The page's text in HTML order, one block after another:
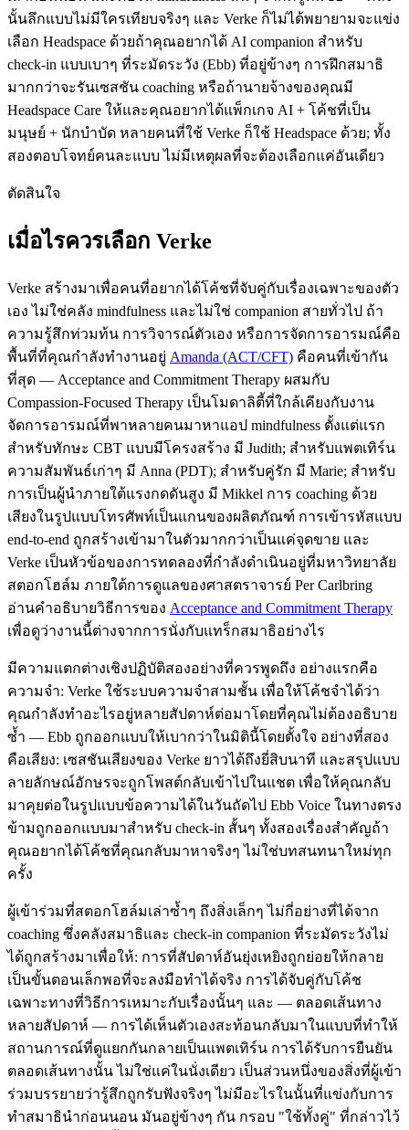
นั้นลึกแบบไม่มีใครเทียบจริงๆ และ Verke ก็ไม่ได้พยายามจะแข่ง
เลือก Headspace ด้วยถ้าคุณอยากได้ AI companion สำหรับ
check-in แบบเบาๆ ที่ระมัดระวัง (Ebb) ที่อยู่ข้างๆ การฝึกสมาธิ
มากกว่าจะรันเซสชัน coaching หรือถ้านายจ้างของคุณมี
Headspace Care ให้และคุณอยากได้แพ็กเกจ AI + โค้ชที่เป็น
มนุษย์ + นักบำบัด หลายคนที่ใช้ Verke ก็ใช้ Headspace ด้วย; ทั้ง
สองตอบโจทย์คนละแบบ ไม่มีเหตุผลที่จะต้องเลือกแค่อันเดียว
ตัดสินใจ
เมื่อไรควรเลือก Verke
Verke สร้างมาเพื่อคนที่อยากได้โค้ชที่จับคู่กับเรื่องเฉพาะของตัว
เอง ไม่ใช่คลัง mindfulness และไม่ใช่ companion สายทั่วไป ถ้า
ความรู้สึกท่วมท้น การวิจารณ์ตัวเอง หรือการจัดการอารมณ์คือ
พื้นที่ที่คุณกำลังทำงานอยู่ Amanda (ACT/CFT) คือคนที่เข้ากัน
ที่สุด — Acceptance and Commitment Therapy ผสมกับ
Compassion-Focused Therapy เป็นโมดาลิตี้ที่ใกล้เคียงกับงาน
จัดการอารมณ์ที่พาหลายคนมาหาแอป mindfulness ตั้งแต่แรก
สำหรับทักษะ CBT แบบมีโครงสร้าง มี Judith; สำหรับแพตเทิร์น
ความสัมพันธ์เก่าๆ มี Anna (PDT); สำหรับคู่รัก มี Marie; สำหรับ
การเป็นผู้นำภายใต้แรงกดดันสูง มี Mikkel การ coaching ด้วย
เสียงในรูปแบบโทรศัพท์เป็นแกนของผลิตภัณฑ์ การเข้ารหัสแบบ
end-to-end ถูกสร้างเข้ามาในตัวมากกว่าเป็นแค่จุดขาย และ
Verke เป็นหัวข้อของการทดลองที่กำลังดำเนินอยู่ที่มหาวิทยาลัย
สตอกโฮล์ม ภายใต้การดูแลของศาสตราจารย์ Per Carlbring
อ่านคำอธิบายวิธีการของ Acceptance and Commitment Therapy
เพื่อดูว่างานนี้ต่างจากการนั่งกับแทร็กสมาธิอย่างไร
มีความแตกต่างเชิงปฏิบัติสองอย่างที่ควรพูดถึง อย่างแรกคือ
ความจำ: Verke ใช้ระบบความจำสามชั้น เพื่อให้โค้ชจำได้ว่า
คุณกำลังทำอะไรอยู่หลายสัปดาห์ต่อมาโดยที่คุณไม่ต้องอธิบาย
ซ้ำ — Ebb ถูกออกแบบให้เบากว่าในมิตินี้โดยตั้งใจ อย่างที่สอง
คือเสียง: เซสชันเสียงของ Verke ยาวได้ถึงยี่สิบนาที และสรุปแบบ
ลายลักษณ์อักษรจะถูกโพสต์กลับเข้าไปในแชต เพื่อให้คุณกลับ
มาคุยต่อในรูปแบบข้อความได้ในวันถัดไป Ebb Voice ในทางตรง
ข้ามถูกออกแบบมาสำหรับ check-in สั้นๆ ทั้งสองเรื่องสำคัญถ้า
คุณอยากได้โค้ชที่คุณกลับมาหาจริงๆ ไม่ใช่บทสนทนาใหม่ทุก
ครั้ง
ผู้เข้าร่วมที่สตอกโฮล์มเล่าซ้ำๆ ถึงสิ่งเล็กๆ ไม่กี่อย่างที่ได้จาก
coaching ซึ่งคลังสมาธิและ check-in companion ที่ระมัดระวังไม่
ได้ถูกสร้างมาเพื่อให้: การที่สัปดาห์อันยุ่งเหยิงถูกย่อยให้กลาย
เป็นขั้นตอนเล็กพอที่จะลงมือทำได้จริง การได้จับคู่กับโค้ช
เฉพาะทางที่วิธีการเหมาะกับเรื่องนั้นๆ และ — ตลอดเส้นทาง
หลายสัปดาห์ — การได้เห็นตัวเองสะท้อนกลับมาในแบบที่ทำให้
สถานการณ์ที่ดูแยกกันกลายเป็นแพตเทิร์น การได้รับการยืนยัน
ตลอดเส้นทางนั้น ไม่ใช่แค่ในนั่งเดียว เป็นส่วนหนึ่งของสิ่งที่ผู้เข้า
ร่วมบรรยายว่ารู้สึกถูกรับฟังจริงๆ ไม่มีอะไรในนั้นที่แข่งกับการ
ทำสมาธินำก่อนนอน มันอยู่ข้างๆ กัน กรอบ "ใช้ทั้งคู่" ที่กล่าวไว้